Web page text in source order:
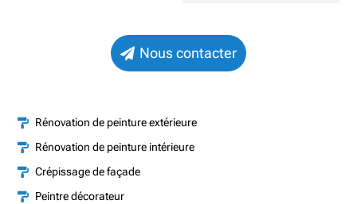
Nous contacter
 Rénovation de peinture extérieure
 Rénovation de peinture intérieure
 Crépissage de façade
 Peintre décorateur